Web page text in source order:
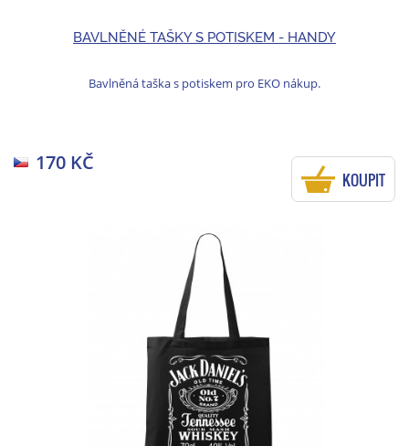
BAVLNĚNÉ TAŠKY S POTISKEM - HANDY
Bavlněná taška s potiskem pro EKO nákup.
170 KČ
KOUPIT